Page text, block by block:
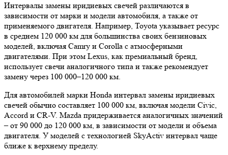
Интервалы замены иридиевых свечей различаются в
зависимости от марки и модели автомобиля, а также от
применяемого двигателя. Например, Toyota указывает ресурс
в среднем 120 000 км для большинства своих бензиновых
моделей, включая Camry и Corolla с атмосферными
двигателями. При этом Lexus, как премиальный бренд,
использует свечи аналогичного типа и также рекомендует
замену через 100 000–120 000 км.
Для автомобилей марки Honda интервал замены иридиевых
свечей обычно составляет 100 000 км, включая модели Civic,
Accord и CR-V. Mazda придерживается аналогичных значений
– от 90 000 до 120 000 км, в зависимости от модели и объема
двигателя. У моделей с технологией SkyActiv интервал чаще
ближе к верхнему пределу.